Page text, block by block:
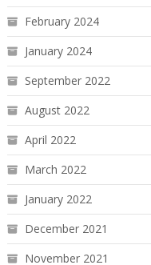
February 2024
January 2024
September 2022
August 2022
April 2022
March 2022
January 2022
December 2021
November 2021